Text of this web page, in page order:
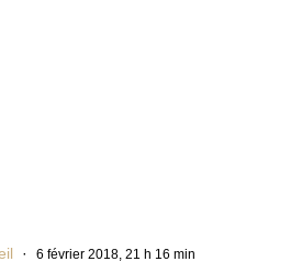
6 février 2018, 21 h 16 min